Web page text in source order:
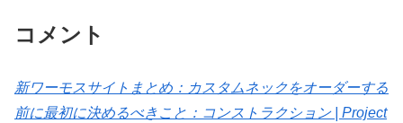
コメント
新ワーモスサイトまとめ：カスタムネックをオーダーする
前に最初に決めるべきこと：コンストラクション | Project